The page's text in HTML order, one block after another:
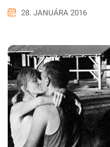
28. JANUÁRA 2016